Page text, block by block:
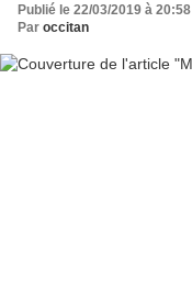
Publié le 22/03/2019 à 20:58
Par occitan